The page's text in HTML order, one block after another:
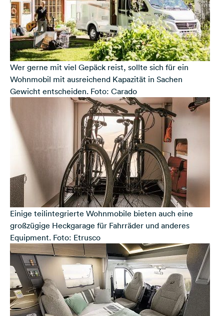
Wer gerne mit viel Gepäck reist, sollte sich für ein
Wohnmobil mit ausreichend Kapazität in Sachen
Gewicht entscheiden. Foto: Carado
Einige teilintegrierte Wohnmobile bieten auch eine
großzügige Heckgarage für Fahrräder und anderes
Equipment. Foto: Etrusco